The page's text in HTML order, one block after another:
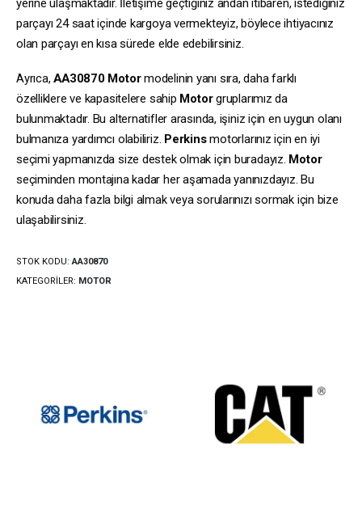
parçayı 24 saat içinde kargoya vermekteyiz, böylece ihtiyacınız
olan parçayı en kısa sürede elde edebilirsiniz.
Ayrıca,AA30870 Motormodelinin yanı sıra, daha farklı
özelliklere ve kapasitelere sahip Motorgruplarımız da
bulunmaktadır. Bu alternatifler arasında, işiniz için en uygun olanı
bulmanıza yardımcı olabiliriz. Perkinsmotorlarınız için en iyi
seçimi yapmanızda size destek olmak için buradayız. Motor
seçiminden montajına kadar her aşamada yanınızdayız. Bu
konuda daha fazla bilgi almak veya sorularınızı sormak için bize
ulaşabilirsiniz.
STOK KODU:AA30870
KATEGORILER: MOTOR